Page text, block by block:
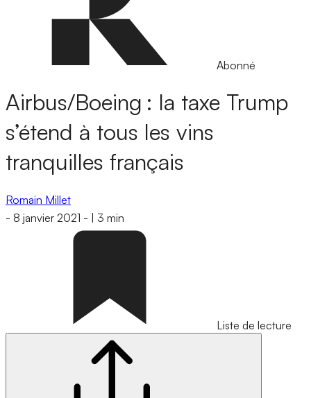
Abonné
Airbus/Boeing : la taxe Trump
s’étend à tous les vins
tranquilles français
Romain Millet
- 8 janvier 2021 - 3 min
Liste de lecture